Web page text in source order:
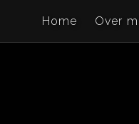
Home Over